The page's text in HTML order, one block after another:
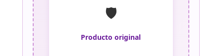
🛡️
Producto original